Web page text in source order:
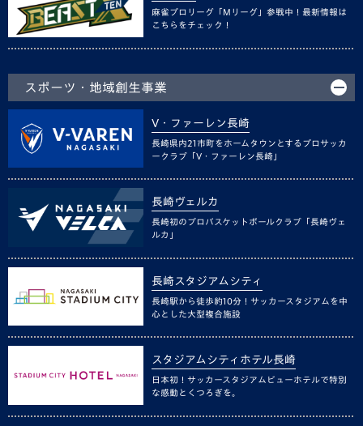
麻雀プロリーグ「Mリーグ」参戦中！最新情報は
こちらをチェック！
スポーツ・地域創生事業
V・ファーレン長崎
長崎県内21市町をホームタウンとするプロサッカ
ークラブ「V・ファーレン長崎」
長崎ヴェルカ
長崎初のプロバスケットボールクラブ「長崎ヴェ
ルカ」
長崎スタジアムシティ
長崎駅から徒歩約10分！サッカースタジアムを中
心とした大型複合施設
スタジアムシティホテル長崎
日本初！サッカースタジアムビューホテルで特別
な感動とくつろぎを。